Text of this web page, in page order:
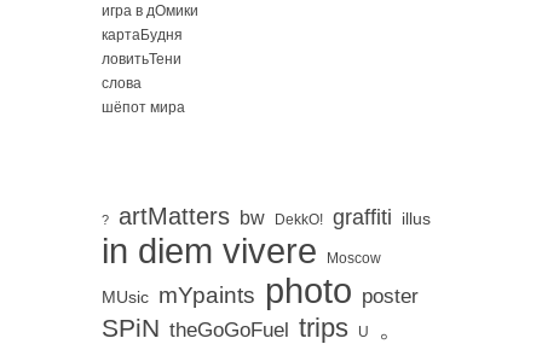
игра в дОмики
картаБудня
ловитьТени
слова
шёпот мира
? artMatters bw DekkO! graffiti illus
in diem vivere Moscow
MUsic mYpaints photo poster
SPiN theGoGoFuel trips U 。